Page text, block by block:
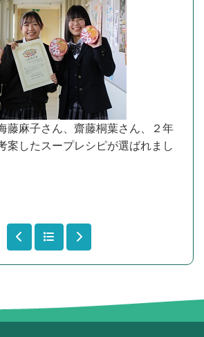
藤麻子さん、齋藤桐葉さん、２年
案したスープレシピが選ばれまし